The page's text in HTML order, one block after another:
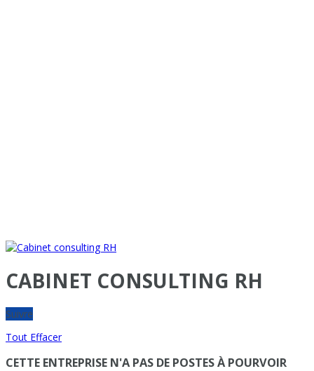
CABINET CONSULTING RH
Suivre
Tout Effacer
CETTE ENTREPRISE N'A PAS DE POSTES À POURVOIR